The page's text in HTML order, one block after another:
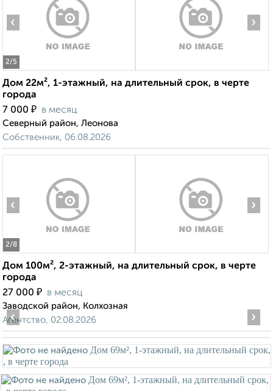
2/5
‹ ›
Дом 22м², 1-этажный, на длительный срок, в черте
города
7 000 ₽ в месяц
Северный район, Леонова
Собственник, 06.08.2026
2/8
‹ ›
Дом 100м², 2-этажный, на длительный срок, в черте
города
27 000 ₽ в месяц
Заводской район, Колхозная
Агентство, 02.08.2026
‹ ›